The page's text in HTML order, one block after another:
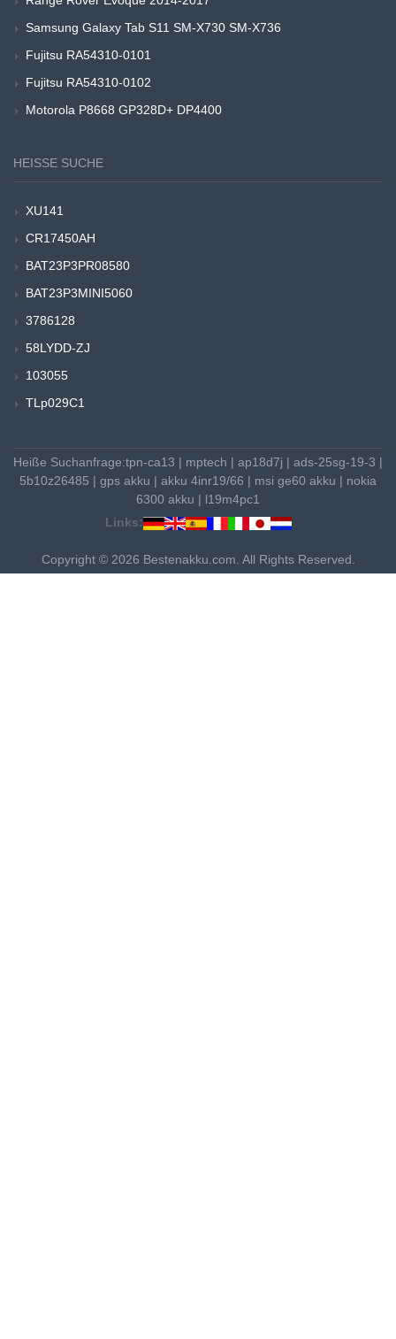
Samsung Galaxy Tab S11 SM-X730 SM-X736
Fujitsu RA54310-0101
Fujitsu RA54310-0102
Motorola P8668 GP328D+ DP4400
HEISSE SUCHE
XU141
CR17450AH
BAT23P3PR08580
BAT23P3MINI5060
3786128
58LYDD-ZJ
103055
TLp029C1
Heiße Suchanfrage:tpn-ca13 | mptech | ap18d7j | ads-25sg-19-3 |
5b10z26485 | gps akku | akku 4inr19/66 | msi ge60 akku | nokia
6300 akku | l19m4pc1
Links:
Copyright © 2026 Bestenakku.com. All Rights Reserved.